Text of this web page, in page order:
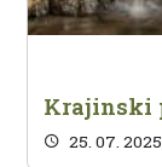
Krajinski
25. 07. 2025